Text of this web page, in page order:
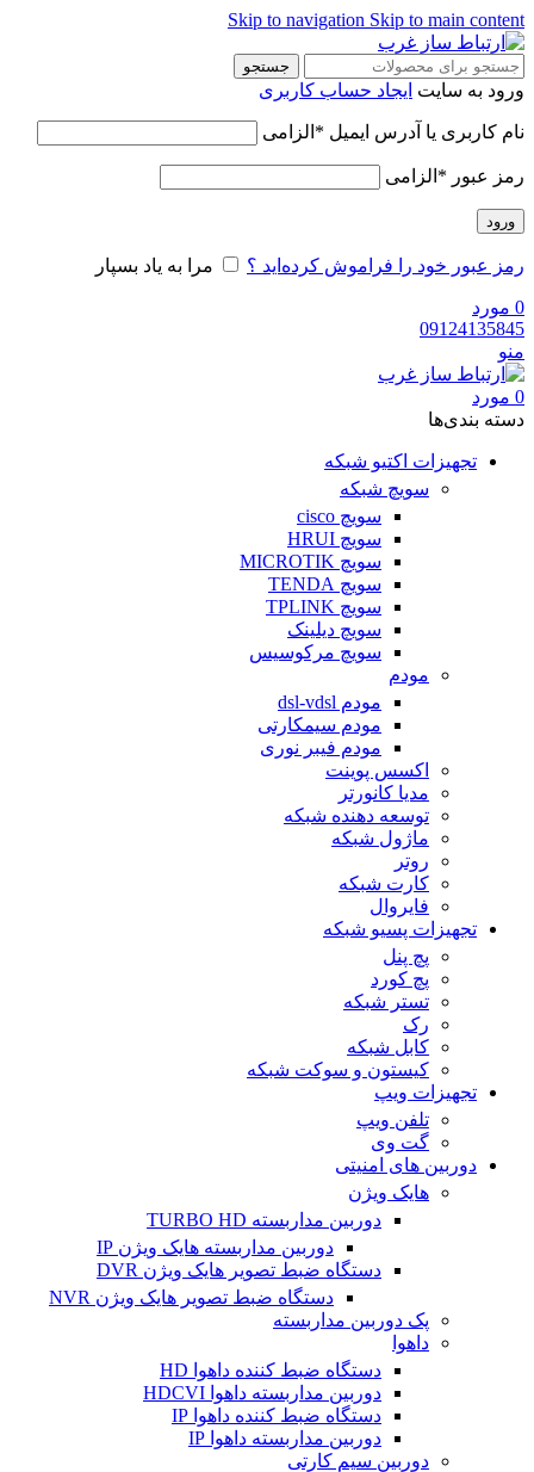
Skip to navigation Skip to main content
جستجو
ورود به سایت ایجاد حساب کاربری
نام کاربری یا آدرس ایمیل * الزامی
رمز عبور * الزامی
ورود
رمز عبور خود را فراموش کرده‌اید ؟ مرا به یاد بسپار
0 مورد
09124135845
منو
0 مورد
دسته‌ بندی‌ها
تجهیزات اکتیو شبکه
سویچ شبکه
سویچ cisco
سویچ HRUI
سویچ MICROTIK
سویچ TENDA
سویچ TPLINK
سویچ دیلینک
سویچ مرکوسیس
مودم
مودم dsl-vdsl
مودم سیمکارتی
مودم فیبر نوری
اکسس پوینت
مدیا کانورتر
توسعه دهنده شبکه
ماژول شبکه
روتر
کارت شبکه
فایروال
تجهیزات پسیو شبکه
پچ پنل
پچ کورد
تستر شبکه
رک
کابل شبکه
کیستون و سوکت شبکه
تجهیزات ویپ
تلفن ویپ
گت وی
دوربین های امنیتی
هایک ویژن
دوربین مداربسته TURBO HD
دوربین مداربسته هایک ویژن IP
دستگاه ضبط تصویر هایک ویژن DVR
دستگاه ضبط تصویر هایک ویژن NVR
پک دوربین مداربسته
داهوا
دستگاه ضبط کننده داهوا HD
دوربین مداربسته داهوا HDCVI
دستگاه ضبط کننده داهوا IP
دوربین مداربسته داهوا IP
دوربین سیم کارتی